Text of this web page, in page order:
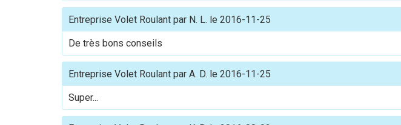
Entreprise Volet Roulant par N. L. le 2016-11-25
De très bons conseils
Entreprise Volet Roulant par A. D. le 2016-11-25
Super...